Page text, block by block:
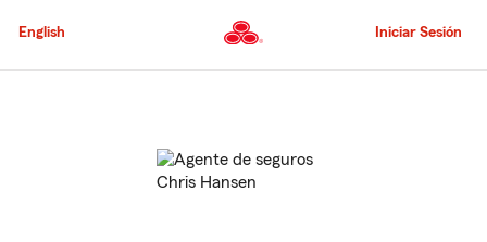
al
principal
English Iniciar Sesión